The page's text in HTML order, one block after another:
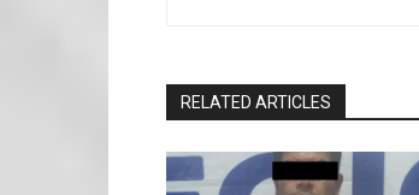
RELATED ARTICLES